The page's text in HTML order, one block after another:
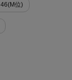
位)